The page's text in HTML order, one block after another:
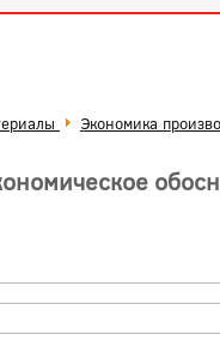
Экономика